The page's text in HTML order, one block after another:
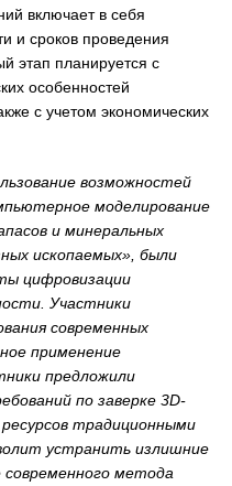
включает в себя
и сроков проведения
этап планируется с
особенностей
с учетом экономических
возможностей
моделирование
и минеральных
ископаемых», были
цифровизации
Участники
современных
применение
предложили
по заверке 3D-
традиционными
устранить излишние
метода